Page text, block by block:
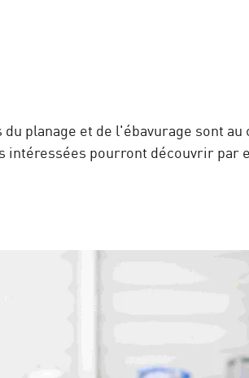
planage et de l'ébavurage sont
intéressées pourront découvrir